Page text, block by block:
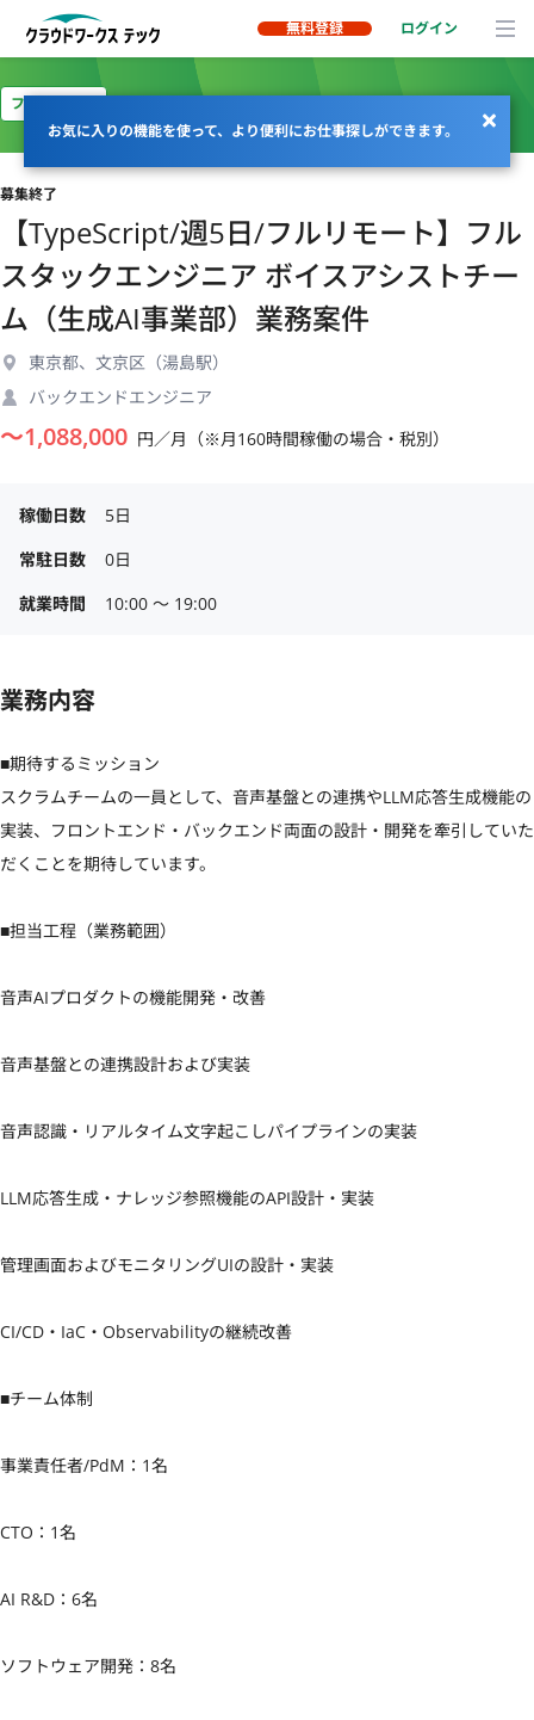
無料登録 ログイン
お気に入りの機能を使って、より便利にお仕事探しができます。
フルリモート
募集終了
【TypeScript/週5日/フルリモート】フル
スタックエンジニア ボイスアシストチー
ム（生成AI事業部）業務案件
東京都、文京区（湯島駅）
バックエンドエンジニア
〜1,088,000 円／月（※月160時間稼働の場合・税別）
稼働日数
5日
常駐日数
0日
就業時間
10:00 〜 19:00
業務内容
■期待するミッション
スクラムチームの一員として、音声基盤との連携やLLM応答生成機能の
実装、フロントエンド・バックエンド両面の設計・開発を牽引していた
だくことを期待しています。
■担当工程（業務範囲）
音声AIプロダクトの機能開発・改善
音声基盤との連携設計および実装
音声認識・リアルタイム文字起こしパイプラインの実装
LLM応答生成・ナレッジ参照機能のAPI設計・実装
管理画面およびモニタリングUIの設計・実装
CI/CD・IaC・Observabilityの継続改善
■チーム体制
事業責任者/PdM：1名
CTO：1名
AI R&D：6名
ソフトウェア開発：8名